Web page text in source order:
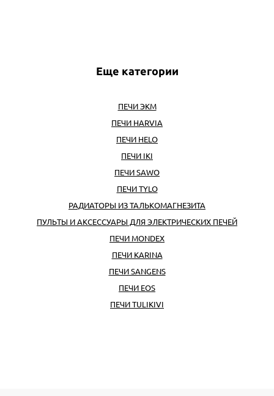
Еще категории
ПЕЧИ ЭКМ
ПЕЧИ HARVIA
ПЕЧИ HELO
ПЕЧИ IKI
ПЕЧИ SAWO
ПЕЧИ TYLO
РАДИАТОРЫ ИЗ ТАЛЬКОМАГНЕЗИТА
ПУЛЬТЫ И АКСЕССУАРЫ ДЛЯ ЭЛЕКТРИЧЕСКИХ ПЕЧЕЙ
ПЕЧИ MONDEX
ПЕЧИ KARINA
ПЕЧИ SANGENS
ПЕЧИ EOS
ПЕЧИ TULIKIVI